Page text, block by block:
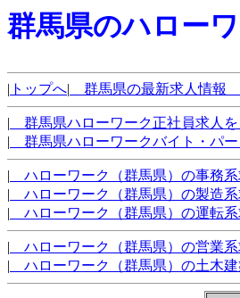
群馬県のハロー
| トップへ| 群馬県の最新求人情報
| 群馬県ハローワーク正社員求人
| 群馬県ハローワークバイト・パ
| ハローワーク（群馬県）の事務
| ハローワーク（群馬県）の製造
| ハローワーク（群馬県）の運転
| ハローワーク（群馬県）の営業
| ハローワーク（群馬県）の土木